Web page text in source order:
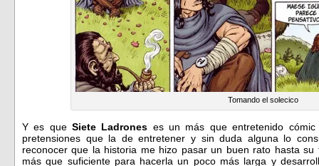
Tomando el solecico
Y es queSiete Ladrones es un más que entretenido
pretensiones que la de entretener y sin duda alguna lo
reconocer que la historia me hizo pasar un buen rato hasta
más que suficiente para hacerla un poco más larga y